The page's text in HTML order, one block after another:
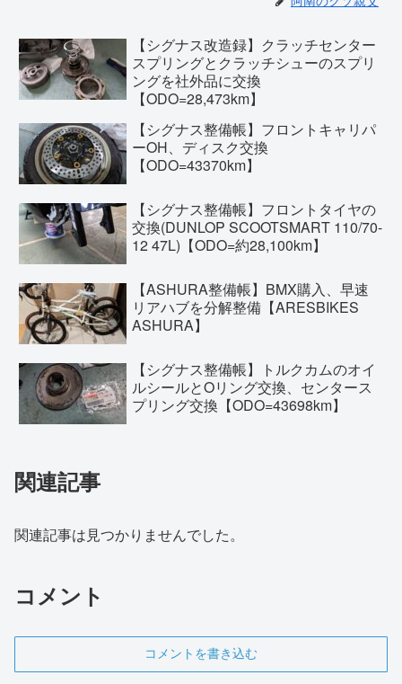
【シグナス改造録】クラッチセンター
スプリングとクラッチシューのスプリ
ングを社外品に交換
【ODO=28,473km】
【シグナス整備帳】フロントキャリパ
ーOH、ディスク交換
【ODO=43370km】
【シグナス整備帳】フロントタイヤの
交換(DUNLOP SCOOTSMART 110/70-
12 47L)【ODO=約28,100km】
【ASHURA整備帳】BMX購入、早速
リアハブを分解整備【ARESBIKES
ASHURA】
【シグナス整備帳】トルクカムのオイ
ルシールとOリング交換、センタース
プリング交換【ODO=43698km】
関連記事
関連記事は見つかりませんでした。
コメント
コメントを書き込む